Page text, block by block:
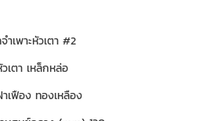
ำเพาะหัวเตา #2
เตา เหล็กหล่อ
เฟือง ทองเหลือง